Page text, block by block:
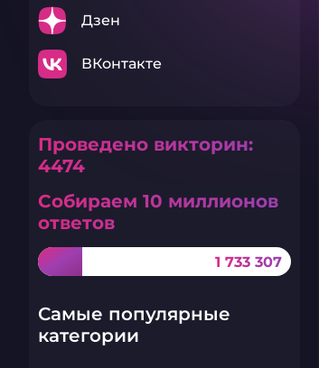
Дзен
ВКонтакте
Проведено викторин:
4474
Собираем 10 миллионов
ответов
1 733 307
Самые популярные
категории